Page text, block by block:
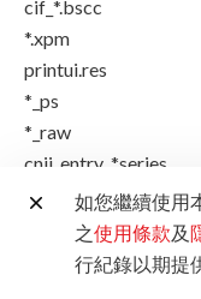
cif_*.bscc
*.xpm
printui.res
*_ps
*_raw
cnij_entry_*series
cnij_entry
cnb_*.res
81-canonij_prn.rules
如您繼續使用
之使用條款及
行紀錄以期提